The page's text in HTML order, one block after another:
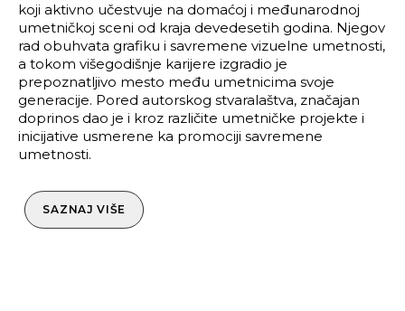
koji aktivno učestvuje na domaćoj i međunarodnoj
umetničkoj sceni od kraja devedesetih godina. Njegov
rad obuhvata grafiku i savremene vizuelne umetnosti,
a tokom višegodišnje karijere izgradio je
prepoznatljivo mesto među umetnicima svoje
generacije. Pored autorskog stvaralaštva, značajan
doprinos dao je i kroz različite umetničke projekte i
inicijative usmerene ka promociji savremene
umetnosti.
SAZNAJ VIŠE